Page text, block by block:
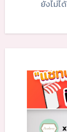
ยังไม่ไ